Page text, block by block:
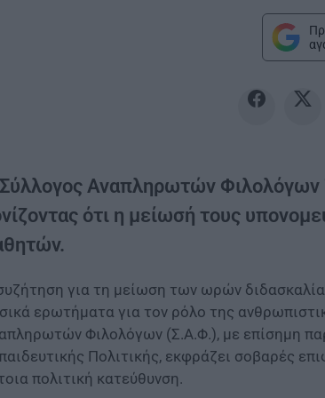
Αναπληρωτών Φιλολόγων
ότι η μείωσή τους
για τη μείωση των ωρών
ερωτήματα για τον ρόλο της
Φιλολόγων (Σ.Α.Φ.), με επίσημη
Πολιτικής, εκφράζει σοβαρές
πολιτική κατεύθυνση.